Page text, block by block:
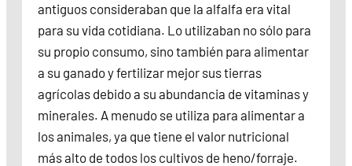
antiguos consideraban que la alfalfa era vital
para su vida cotidiana. Lo utilizaban no sólo para
su propio consumo, sino también para alimentar
a su ganado y fertilizar mejor sus tierras
agrícolas debido a su abundancia de vitaminas y
minerales. A menudo se utiliza para alimentar a
los animales, ya que tiene el valor nutricional
más alto de todos los cultivos de heno/forraje.